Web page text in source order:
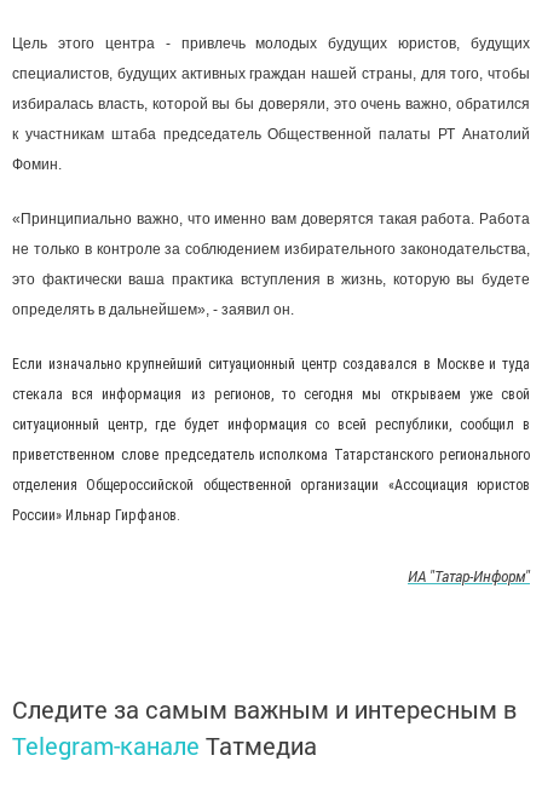
Цель этого центра - привлечь молодых будущих юристов, будущих
специалистов, будущих активных граждан нашей страны, для того, чтобы
избиралась власть, которой вы бы доверяли, это очень важно, обратился
к участникам штаба председатель Общественной палаты РТ Анатолий
Фомин.
«Принципиально важно, что именно вам доверятся такая работа. Работа
не только в контроле за соблюдением избирательного законодательства,
это фактически ваша практика вступления в жизнь, которую вы будете
определять в дальнейшем», - заявил он.
Если изначально крупнейший ситуационный центр создавался в Москве и туда
стекала вся информация из регионов, то сегодня мы открываем уже свой
ситуационный центр, где будет информация со всей республики, сообщил в
приветственном слове председатель исполкома Татарстанского регионального
отделения Общероссийской общественной организации «Ассоциация юристов
России» Ильнар Гирфанов.
ИА "Татар-Информ"
Следите за самым важным и интересным в
Telegram-канале Татмедиа